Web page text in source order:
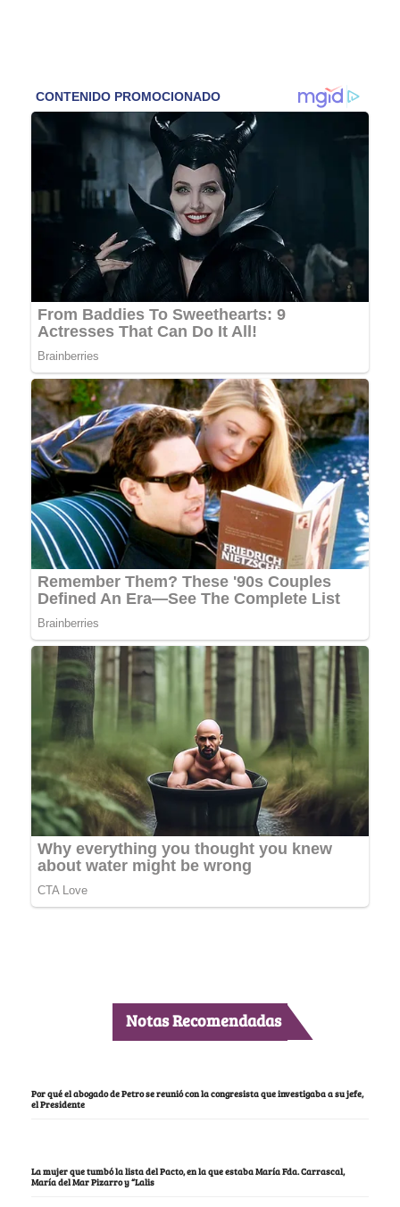
Notas Recomendadas
Por qué el abogado de Petro se reunió con la congresista que investigaba a su jefe,
el Presidente
La mujer que tumbó la lista del Pacto, en la que estaba María Fda. Carrascal,
María del Mar Pizarro y “Lalis